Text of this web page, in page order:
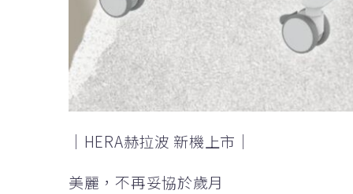
｜HERA赫拉波 新機上市｜
美麗，不再妥協於歲月